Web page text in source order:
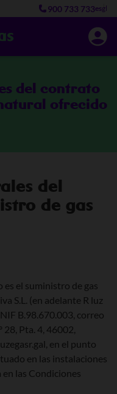
900 733 733esgl
del contrato
ofrecido
del
de gas
el suministro de gas
S.L. (en adelante R luz
B.98.670.003, correo
Pta. 4, 46002,
en el punto
en las instalaciones
las Condiciones